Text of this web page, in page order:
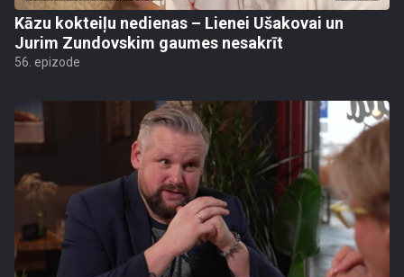
Kāzu kokteiļu nedienas – Lienei Ušakovai un
Jurim Zundovskim gaumes nesakrīt
56. epizode